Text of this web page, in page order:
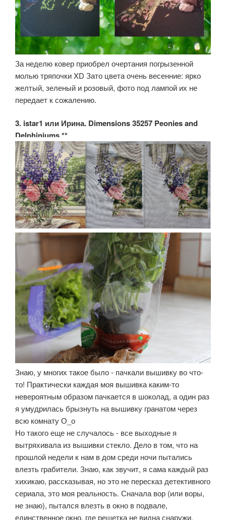
За неделю ковер приобрел очертания погрызенной
молью тряпочки XD Зато цвета очень весенние: ярко
желтый, зеленый и розовый, фото под лампой их не
передает к сожалению.
3. istar1 или Ирина. Dimensions 35257 Peonies and
Delphiniums.**
Знаю, у многих такое было - пачкали вышивку во что-
то! Практически каждая моя вышивка каким-то
невероятным образом пачкается в шоколад, а один раз
я умудрилась брызнуть на вышивку гранатом через
всю комнату О_о
Но такого еще не случалось - все выходные я
вытряхивала из вышивки стекло. Дело в том, что на
прошлой недели к нам в дом среди ночи пытались
влезть грабители. Знаю, как звучит, я сама каждый раз
хихикаю, рассказывая, но это не пересказ детективного
сериала, это моя реальность. Сначала вор (или воры,
не знаю), пытался влезть в окно в подвале,
единственное окно, где решетка не видна снаружи,